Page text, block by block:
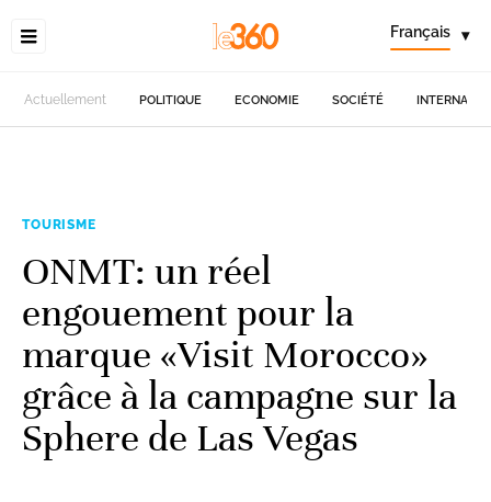
Français ▾
Actuellement POLITIQUE ECONOMIE SOCIÉTÉ
TOURISME
ONMT: un réel
engouement pour la
marque «Visit Morocco»
grâce à la campagne sur la
Sphere de Las Vegas